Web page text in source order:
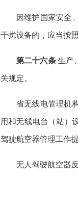
因维护国家安全
干扰设备的，应当按
第二十六条 生产
关规定。
省无线电管理机
用和无线电台（站）
驾驶航空器管理工作
无人驾驶航空器